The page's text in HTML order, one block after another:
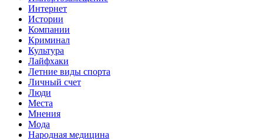
Интернет
Истории
Компании
Криминал
Культура
Лайфхаки
Летние виды спорта
Личный счет
Люди
Места
Мнения
Мода
Народная медицина